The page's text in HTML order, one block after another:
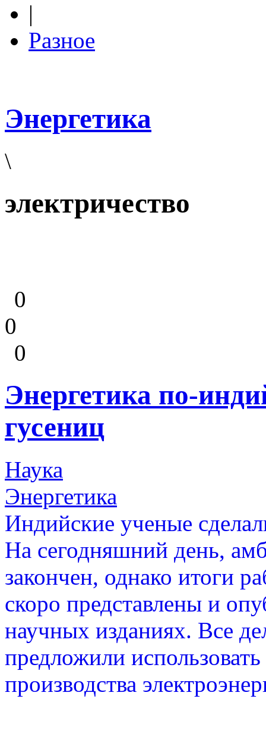
|
Разное
Энергетика
\
электричество
0
0
0
Энергетика по-
гусениц
Наука
Энергетика
Индийские ученые
На сегодняшний день,
закончен, однако итоги
скоро представлены и
научных изданиях. Все
предложили
производства